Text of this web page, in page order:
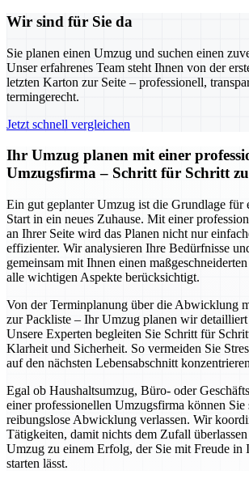
Wir sind für Sie da
Sie planen einen Umzug und suchen einen
Unser erfahrenes Team steht Ihnen von der
letzten Karton zur Seite – professionell,
termingerecht.
Jetzt schnell vergleichen
Ihr Umzug planen mit einer
Umzugsfirma – Schritt für Schritt
Ein gut geplanter Umzug ist die Grundlage für
Start in ein neues Zuhause. Mit einer
an Ihrer Seite wird das Planen nicht nur
effizienter. Wir analysieren Ihre Bedürfnisse
gemeinsam mit Ihnen einen
alle wichtigen Aspekte berücksichtigt.
Von der Terminplanung über die Abwicklung
zur Packliste – Ihr Umzug planen wir detailliert
Unsere Experten begleiten Sie Schritt für
Klarheit und Sicherheit. So vermeiden Sie
auf den nächsten Lebensabschnitt
Egal ob Haushaltsumzug, Büro- oder
einer professionellen Umzugsfirma können Sie
reibungslose Abwicklung verlassen. Wir
Tätigkeiten, damit nichts dem Zufall
Umzug zu einem Erfolg, der Sie mit Freude in
starten lässt.